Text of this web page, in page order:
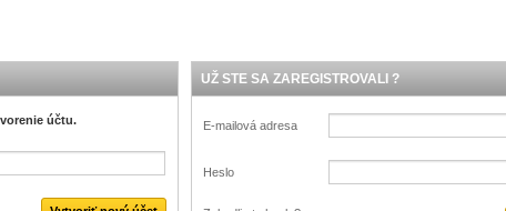
účtu.
UŽ STE SA ZAREGISTROVALI ?
E-mailová adresa
Heslo